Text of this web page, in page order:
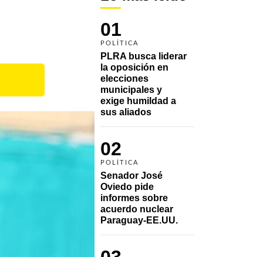
01
POLÍTICA
PLRA busca liderar
la oposición en
elecciones
municipales y
exige humildad a
sus aliados
02
POLÍTICA
Senador José
Oviedo pide
informes sobre
acuerdo nuclear
Paraguay-EE.UU.